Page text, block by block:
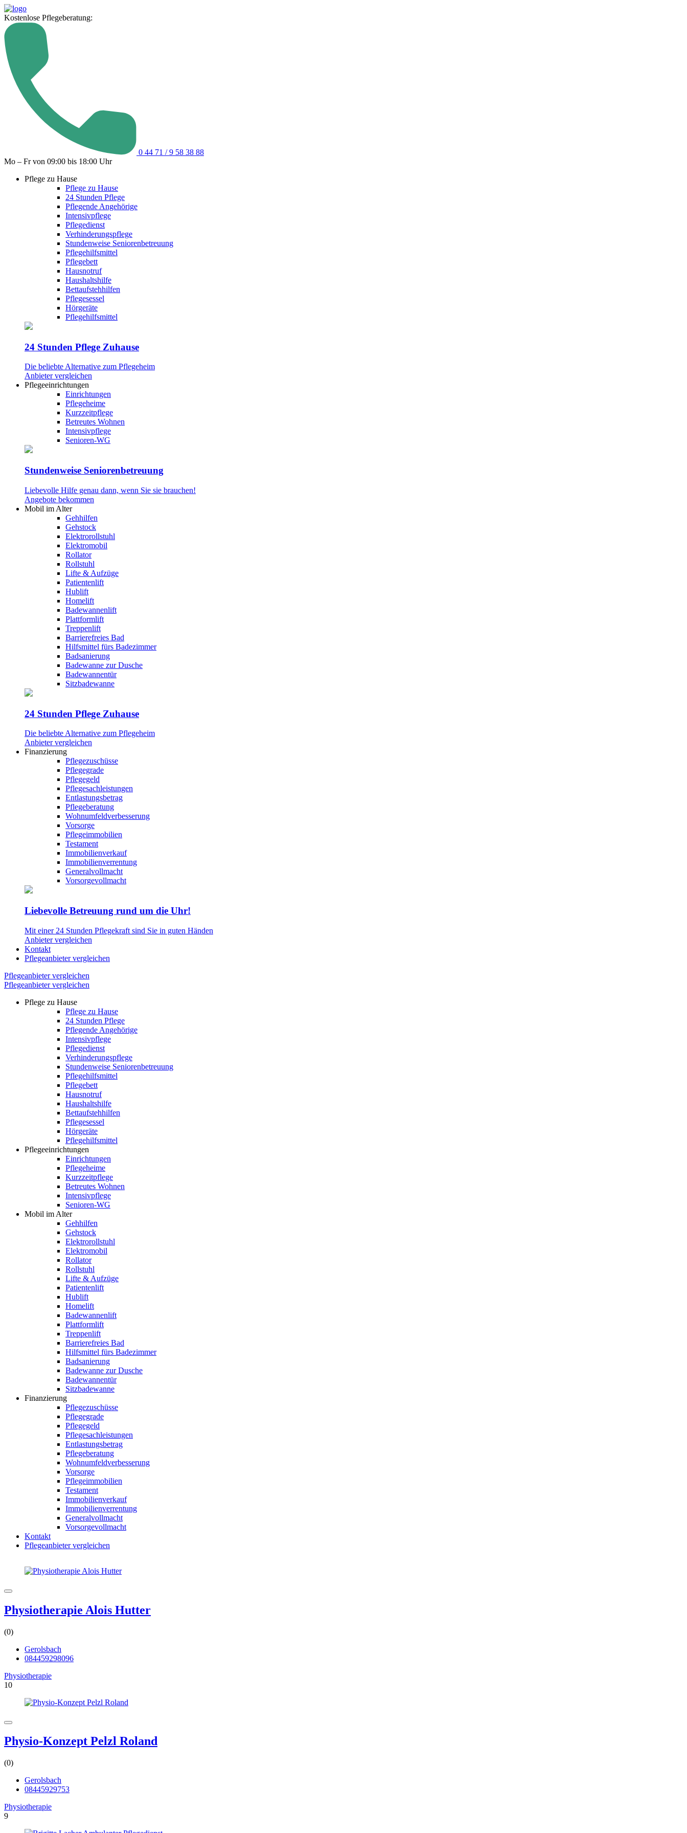
Kostenlose Pflegeberatung:
0 44 71 / 9 58 38 88
Mo – Fr von 09:00 bis 18:00 Uhr
Pflege zu Hause
Pflege zu Hause
24 Stunden Pflege
Pflegende Angehörige
Intensivpflege
Pflegedienst
Verhinderungspflege
Stundenweise Seniorenbetreuung
Pflegehilfsmittel
Pflegebett
Hausnotruf
Haushaltshilfe
Bettaufstehhilfen
Pflegesessel
Hörgeräte
Pflegehilfsmittel
24 Stunden Pflege Zuhause
Die beliebte Alternative zum Pflegeheim
Anbieter vergleichen
Pflegeeinrichtungen
Einrichtungen
Pflegeheime
Kurzzeitpflege
Betreutes Wohnen
Intensivpflege
Senioren-WG
Stundenweise Seniorenbetreuung
Liebevolle Hilfe genau dann, wenn Sie sie brauchen!
Angebote bekommen
Mobil im Alter
Gehhilfen
Gehstock
Elektrorollstuhl
Elektromobil
Rollator
Rollstuhl
Lifte & Aufzüge
Patientenlift
Hublift
Homelift
Badewannenlift
Plattformlift
Treppenlift
Barrierefreies Bad
Hilfsmittel fürs Badezimmer
Badsanierung
Badewanne zur Dusche
Badewannentür
Sitzbadewanne
24 Stunden Pflege Zuhause
Die beliebte Alternative zum Pflegeheim
Anbieter vergleichen
Finanzierung
Pflegezuschüsse
Pflegegrade
Pflegegeld
Pflegesachleistungen
Entlastungsbetrag
Pflegeberatung
Wohnumfeldverbesserung
Vorsorge
Pflegeimmobilien
Testament
Immobilienverkauf
Immobilienverrentung
Generalvollmacht
Vorsorgevollmacht
Liebevolle Betreuung rund um die Uhr!
Mit einer 24 Stunden Pflegekraft sind Sie in guten Händen
Anbieter vergleichen
Kontakt
Pflegeanbieter vergleichen
Pflegeanbieter vergleichen
Pflegeanbieter vergleichen
Pflege zu Hause
Pflege zu Hause
24 Stunden Pflege
Pflegende Angehörige
Intensivpflege
Pflegedienst
Verhinderungspflege
Stundenweise Seniorenbetreuung
Pflegehilfsmittel
Pflegebett
Hausnotruf
Haushaltshilfe
Bettaufstehhilfen
Pflegesessel
Hörgeräte
Pflegehilfsmittel
Pflegeeinrichtungen
Einrichtungen
Pflegeheime
Kurzzeitpflege
Betreutes Wohnen
Intensivpflege
Senioren-WG
Mobil im Alter
Gehhilfen
Gehstock
Elektrorollstuhl
Elektromobil
Rollator
Rollstuhl
Lifte & Aufzüge
Patientenlift
Hublift
Homelift
Badewannenlift
Plattformlift
Treppenlift
Barrierefreies Bad
Hilfsmittel fürs Badezimmer
Badsanierung
Badewanne zur Dusche
Badewannentür
Sitzbadewanne
Finanzierung
Pflegezuschüsse
Pflegegrade
Pflegegeld
Pflegesachleistungen
Entlastungsbetrag
Pflegeberatung
Wohnumfeldverbesserung
Vorsorge
Pflegeimmobilien
Testament
Immobilienverkauf
Immobilienverrentung
Generalvollmacht
Vorsorgevollmacht
Kontakt
Pflegeanbieter vergleichen
Physiotherapie Alois Hutter
(0)
Gerolsbach
084459298096
Physiotherapie
10
Physio-Konzept Pelzl Roland
(0)
Gerolsbach
08445929753
Physiotherapie
9